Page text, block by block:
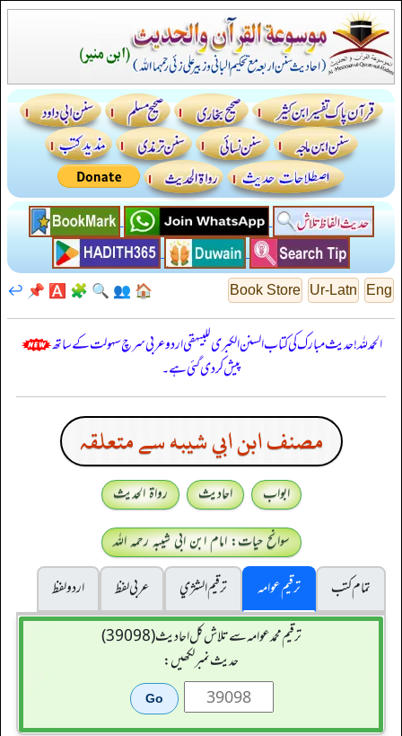
Eng
Ur-Latn
Book Store
🏠
👥
🔍
🧩
🅰️
📌
↩️
الحمدللہ! حدیث مبارک کی کتاب السنن الكبرى للبيهقي اردو عربی سرچ سہولت کے ساتھ
پیش کر دی گئی ہے۔
مصنف ابن ابي شيبه سے متعلقہ
ابواب احادیث
رواۃ الحدیث
سوانح حیات: امام ابن ابی شیبہ رحمہ اللہ
تمام کتب
ترقیم عوامہ ترقيم الشژي عربی لفظ
اردو لفظ
ترقیم محمدعوامہ سے تلاش کل احادیث (39098)
حدیث نمبر لکھیں: